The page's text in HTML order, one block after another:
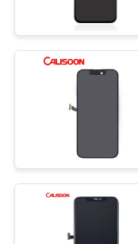
เว็บไซต์
PRIVACY
POLICY
รับ
แบตเ
ถือแบ